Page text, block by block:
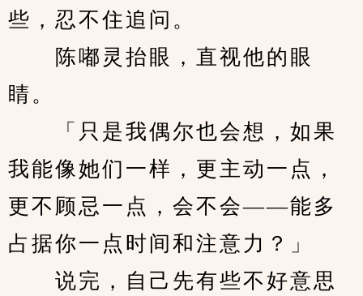
些，忍不住追问。
陈嘟灵抬眼，直视他的眼
睛。
「只是我偶尔也会想，如果
我能像她们一样，更主动一点，
更不顾忌一点，会不会——能多
占据你一点时间和注意力？」
说完，自己先有些不好意思